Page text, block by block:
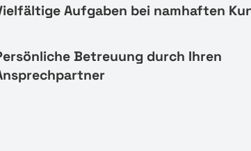
Aufgaben bei namhaften
Betreuung durch Ihren